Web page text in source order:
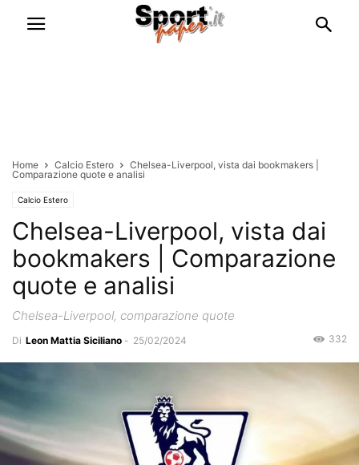
Home Calcio Estero
Chelsea-Liverpool, vista dai bookmakers |
Comparazione quote e analisi
Calcio Estero
Chelsea-Liverpool, vista dai
bookmakers | Comparazione
quote e analisi
Chelsea-Liverpool, comparazione quote
Di Leon Mattia Siciliano - 25/02/2024 332